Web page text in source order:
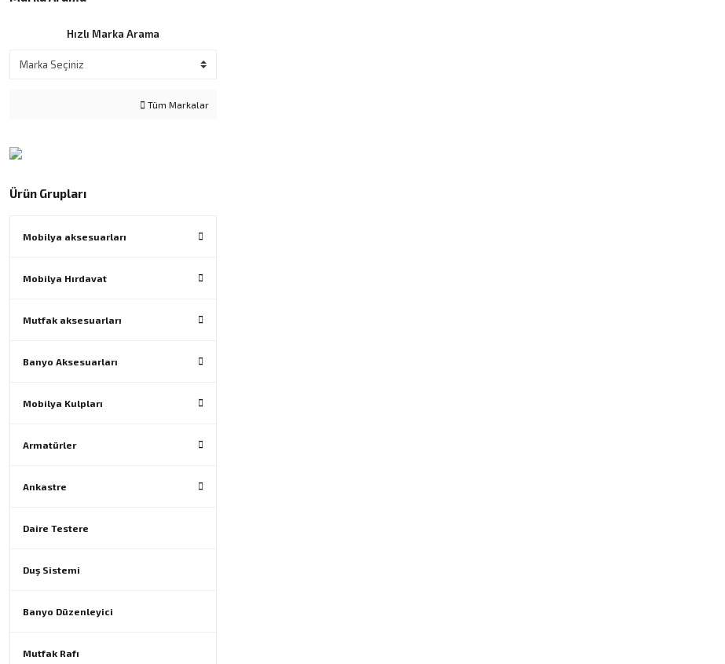
Hızlı Marka Arama
Tüm Markalar
Ürün Grupları
Mobilya aksesuarları
Mobilya Hırdavat
Mutfak aksesuarları
Banyo Aksesuarları
Mobilya Kulpları
Armatürler
Ankastre
Daire Testere
Duş Sistemi
Banyo Düzenleyici
Mutfak Rafı